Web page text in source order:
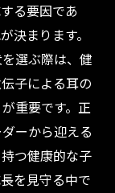
る要因であ
決まります。
選ぶ際は、健
子による耳の
重要です。正
ーから迎える
つ健康的な子
を見守る中で